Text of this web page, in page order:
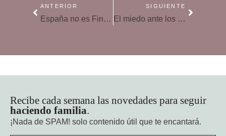
ANTERIOR
España no es Finlandia: el modelo finlandés en la educación de los niños
SIGUIENTE
El miedo ante los extraños
Recibe cada semana las novedades para seguir
haciendo familia.
¡Nada de SPAM! solo contenido útil que te encantará.